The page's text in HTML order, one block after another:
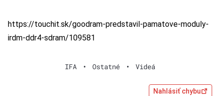
https://touchit.sk/goodram-predstavil-pamatove-moduly-
irdm-ddr4-sdram/109581
IFA • Ostatné • Videá
Nahlásiť chybu